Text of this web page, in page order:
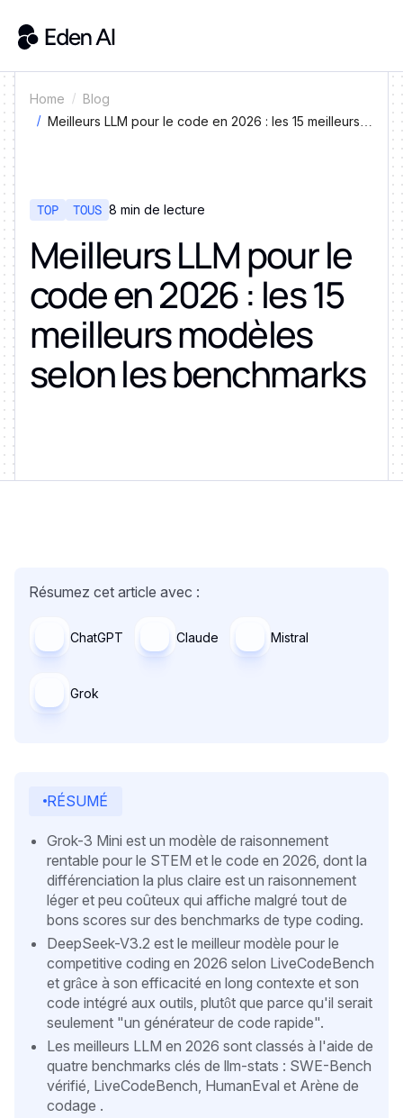
Home
Blog
Meilleurs LLM pour le code en 2026 : les 15 meilleurs
TOP TOUS 8 min de lecture
Meilleurs LLM pour le
code en 2026 : les 15
meilleurs modèles
selon les benchmarks
Résumez cet article avec :
ChatGPT Claude Mistral
Grok
RÉSUMÉ
Grok-3 Mini est un modèle de raisonnement
rentable pour le STEM et le code en 2026, dont la
différenciation la plus claire est un raisonnement
léger et peu coûteux qui affiche malgré tout de
bons scores sur des benchmarks de type coding.
DeepSeek-V3.2 est le meilleur modèle pour le
competitive coding en 2026 selon LiveCodeBench
et grâce à son efficacité en long contexte et son
code intégré aux outils, plutôt que parce qu'il serait
seulement "un générateur de code rapide".
Les meilleurs LLM en 2026 sont classés à l'aide de
quatre benchmarks clés de llm-stats : SWE-Bench
vérifié, LiveCodeBench, HumanEval et Arène de
codage .